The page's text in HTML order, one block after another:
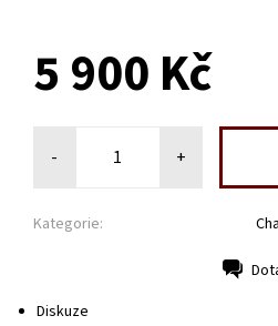
5 900 Kč
- +
Kategorie:
Diskuze